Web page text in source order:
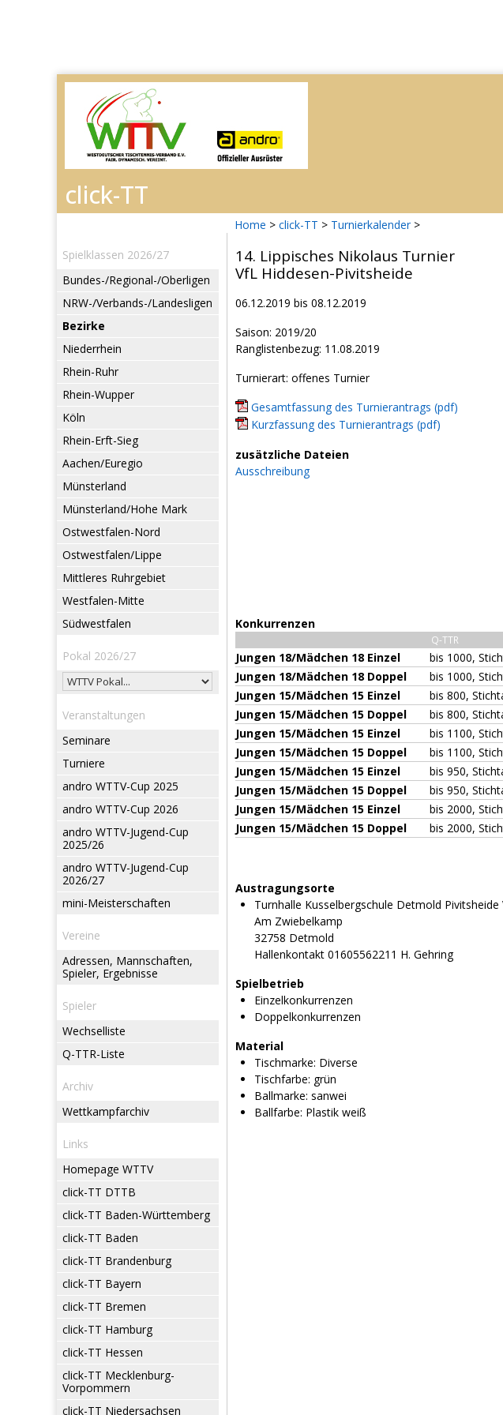
Home > click-TT > Turnierkalender >
Spielklassen 2026/27
Bundes-/Regional-/Oberligen
NRW-/Verbands-/Landesligen
Bezirke
Niederrhein
Rhein-Ruhr
Rhein-Wupper
Köln
Rhein-Erft-Sieg
Aachen/Euregio
Münsterland
Münsterland/Hohe Mark
Ostwestfalen-Nord
Ostwestfalen/Lippe
Mittleres Ruhrgebiet
Westfalen-Mitte
Südwestfalen
Pokal 2026/27
Veranstaltungen
Seminare
Turniere
andro WTTV-Cup 2025
andro WTTV-Cup 2026
andro WTTV-Jugend-Cup
2025/26
andro WTTV-Jugend-Cup
2026/27
mini-Meisterschaften
Vereine
Adressen, Mannschaften,
Spieler, Ergebnisse
Spieler
Wechselliste
Q-TTR-Liste
Archiv
Wettkampfarchiv
Links
Homepage WTTV
click-TT DTTB
click-TT Baden-Württemberg
click-TT Baden
click-TT Brandenburg
click-TT Bayern
click-TT Bremen
click-TT Hamburg
click-TT Hessen
click-TT Mecklenburg-
Vorpommern
click-TT Niedersachsen
14. Lippisches Nikolaus Turnier
VfL Hiddesen-Pivitsheide
06.12.2019 bis 08.12.2019
Saison: 2019/20
Ranglistenbezug: 11.08.2019
Turnierart: offenes Turnier
Gesamtfassung des Turnierantrags (pdf)
Kurzfassung des Turnierantrags (pdf)
zusätzliche Dateien
Ausschreibung
Konkurrenzen
Q-TTR
Jungen 18/Mädchen 18 Einzel bis 1000,
Jungen 18/Mädchen 18 Doppel
bis 1000,
Jungen 15/Mädchen 15 Einzel
bis 800,
Jungen 15/Mädchen 15 Doppel
bis 800,
Jungen 15/Mädchen 15 Einzel
bis 1100,
Jungen 15/Mädchen 15 Doppel
bis 1100,
Jungen 15/Mädchen 15 Einzel
bis 950,
Jungen 15/Mädchen 15 Doppel
bis 950,
Jungen 15/Mädchen 15 Einzel
bis 2000,
Jungen 15/Mädchen 15 Doppel
bis 2000,
Austragungsorte
Turnhalle Kusselbergschule Detmold Pivitsheide
Am Zwiebelkamp
32758 Detmold
Hallenkontakt 01605562211 H. Gehring
Spielbetrieb
Einzelkonkurrenzen
Doppelkonkurrenzen
Material
Tischmarke: Diverse
Tischfarbe: grün
Ballmarke: sanwei
Ballfarbe: Plastik weiß